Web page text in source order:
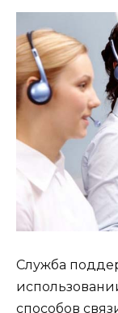
Служба
способов